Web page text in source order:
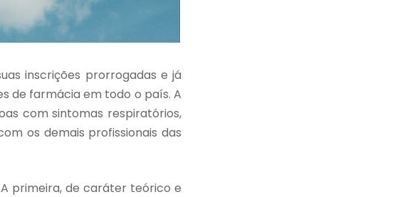
inscrições prorrogadas e já
de farmácia em todo o país. A
com sintomas respiratórios,
os demais profissionais das
primeira, de caráter teórico e